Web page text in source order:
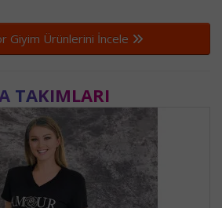
Giyim Ürünlerini İncele
TAKIMLARI